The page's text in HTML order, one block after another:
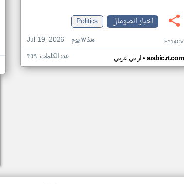
اخبار الصومال
Politics
Jul 19, 2026
منذ ١٧ يوم EY14CV
ار تي عربي• arabic.rt.com عدد الكلمات: ٣٥٩